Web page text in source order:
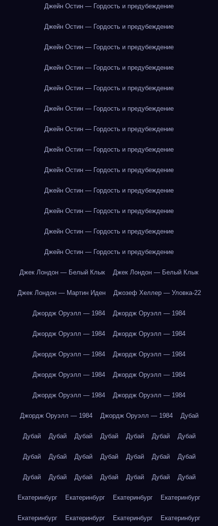
Джейн Остин — Гордость и предубеждение
Джейн Остин — Гордость и предубеждение
Джейн Остин — Гордость и предубеждение
Джейн Остин — Гордость и предубеждение
Джейн Остин — Гордость и предубеждение
Джейн Остин — Гордость и предубеждение
Джейн Остин — Гордость и предубеждение
Джейн Остин — Гордость и предубеждение
Джейн Остин — Гордость и предубеждение
Джейн Остин — Гордость и предубеждение
Джейн Остин — Гордость и предубеждение
Джейн Остин — Гордость и предубеждение
Джейн Остин — Гордость и предубеждение
Джек Лондон — Белый Клык Джек Лондон — Белый Клык
Джек Лондон — Мартин Иден Джозеф Хеллер — Уловка-22
Джордж Оруэлл — 1984 Джордж Оруэлл — 1984
Джордж Оруэлл — 1984 Джордж Оруэлл — 1984
Джордж Оруэлл — 1984 Джордж Оруэлл — 1984
Джордж Оруэлл — 1984 Джордж Оруэлл — 1984
Джордж Оруэлл — 1984 Джордж Оруэлл — 1984
Джордж Оруэлл — 1984 Джордж Оруэлл — 1984 Дубай
Дубай Дубай Дубай Дубай Дубай Дубай Дубай
Дубай Дубай Дубай Дубай Дубай Дубай Дубай
Дубай Дубай Дубай Дубай Дубай Дубай Дубай
Екатеринбург Екатеринбург Екатеринбург Екатеринбург
Екатеринбург Екатеринбург Екатеринбург Екатеринбург